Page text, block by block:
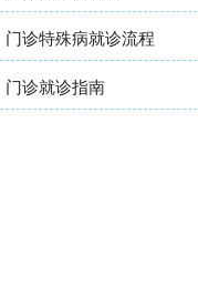
门诊特殊病就诊流程
门诊就诊指南